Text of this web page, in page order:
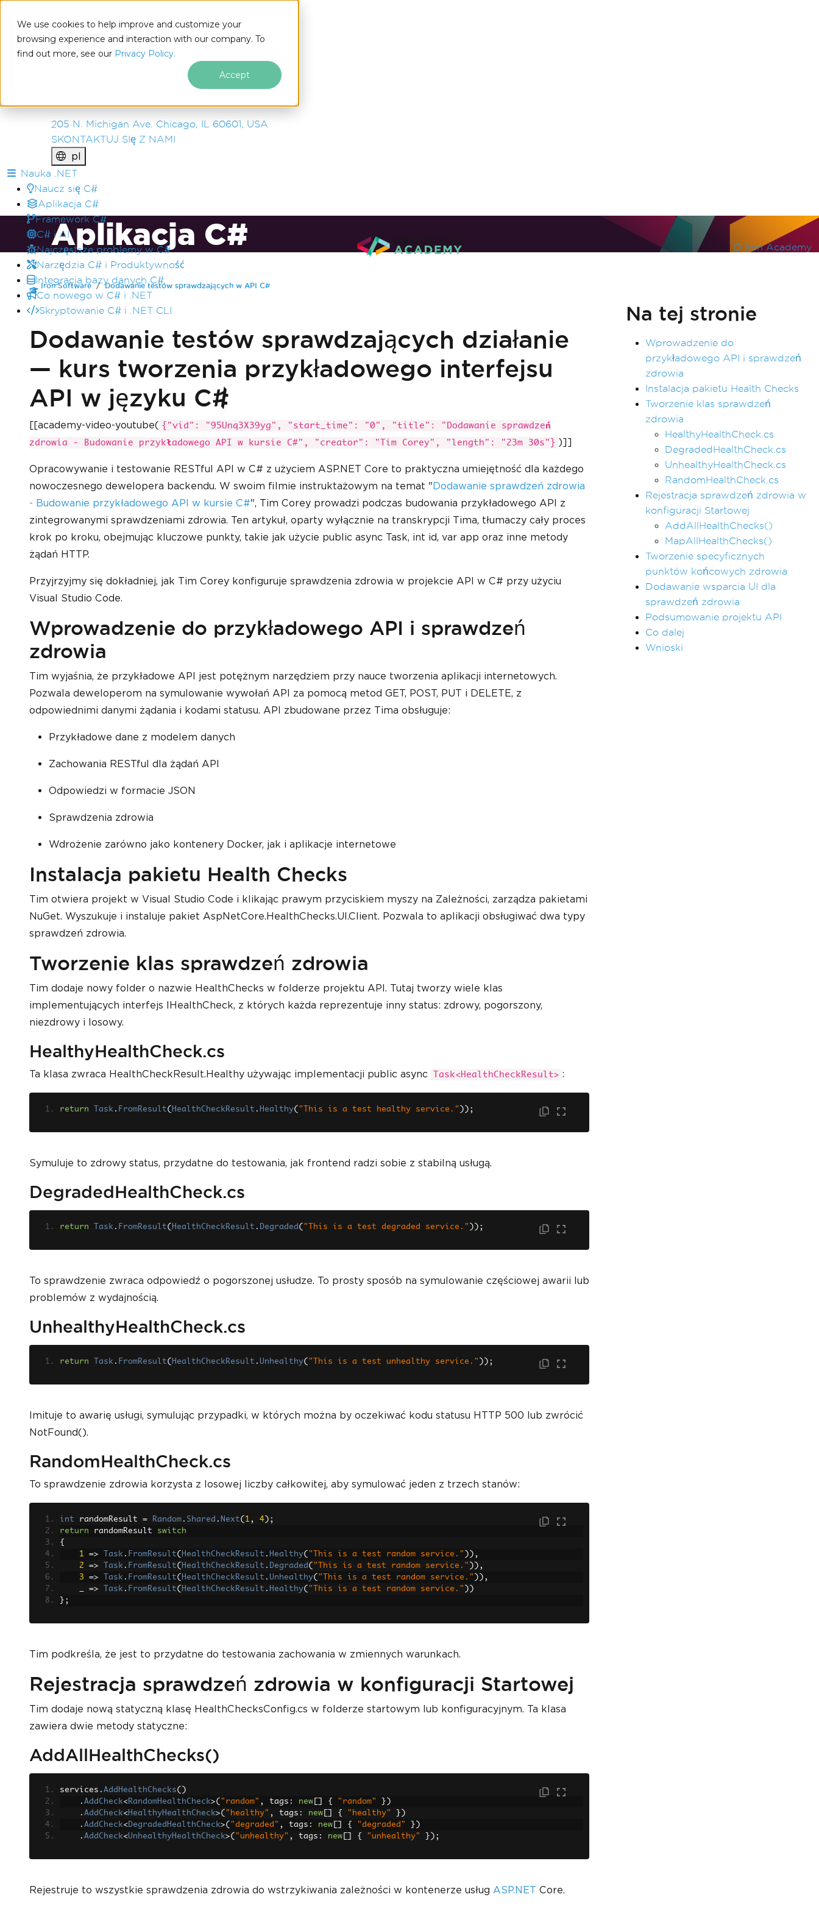
We use cookies to help improve and customize your
browsing experience and interaction with our company. To
find out more, see our Privacy Policy.
Accept
IRONSOFTWARE
PRODUKTY
ENTERPRISE
205 N. Michigan Ave. Chicago, IL 60601, USA
SKONTAKTUJ SIę Z NAMI
pl
Przejdź do treści stopki
Nauka .NET
Naucz się C#
Aplikacja C#
Framework C#
C# i AI
Najczęstsze problemy w C#
Narzędzia C# i Produktywność
Integracja bazy danych C#
Co nowego w C# i .NET
Skryptowanie C# i .NET CLI
O Iron Academy
Aplikacja C#
Iron Software Dodawanie testów sprawdzających w API C#
Dodawanie testów sprawdzających działanie
— kurs tworzenia przykładowego interfejsu
API w języku C#
[[academy-video-youtube( {"vid": "95Unq3X39yg", "start_time": "0", "title": "Dodawanie sprawdzeń
zdrowia - Budowanie przykładowego API w kursie C#", "creator": "Tim Corey", "length": "23m 30s"} )]]
Opracowywanie i testowanie RESTful API w C# z użyciem ASP.NET Core to praktyczna umiejętność dla każdego
nowoczesnego dewelopera backendu. W swoim filmie instruktażowym na temat "Dodawanie sprawdzeń zdrowia
- Budowanie przykładowego API w kursie C#", Tim Corey prowadzi podczas budowania przykładowego API z
zintegrowanymi sprawdzeniami zdrowia. Ten artykuł, oparty wyłącznie na transkrypcji Tima, tłumaczy cały proces
krok po kroku, obejmując kluczowe punkty, takie jak użycie public async Task, int id, var app oraz inne metody
żądań HTTP.
Przyjrzyjmy się dokładniej, jak Tim Corey konfiguruje sprawdzenia zdrowia w projekcie API w C# przy użyciu
Visual Studio Code.
Wprowadzenie do przykładowego API i sprawdzeń
zdrowia
Tim wyjaśnia, że przykładowe API jest potężnym narzędziem przy nauce tworzenia aplikacji internetowych.
Pozwala deweloperom na symulowanie wywołań API za pomocą metod GET, POST, PUT i DELETE, z
odpowiednimi danymi żądania i kodami statusu. API zbudowane przez Tima obsługuje:
Przykładowe dane z modelem danych
Zachowania RESTful dla żądań API
Odpowiedzi w formacie JSON
Sprawdzenia zdrowia
Wdrożenie zarówno jako kontenery Docker, jak i aplikacje internetowe
Instalacja pakietu Health Checks
Tim otwiera projekt w Visual Studio Code i klikając prawym przyciskiem myszy na Zależności, zarządza pakietami
NuGet. Wyszukuje i instaluje pakiet AspNetCore.HealthChecks.UI.Client. Pozwala to aplikacji obsługiwać dwa typy
sprawdzeń zdrowia.
Tworzenie klas sprawdzeń zdrowia
Tim dodaje nowy folder o nazwie HealthChecks w folderze projektu API. Tutaj tworzy wiele klas
implementujących interfejs IHealthCheck, z których każda reprezentuje inny status: zdrowy, pogorszony,
niezdrowy i losowy.
HealthyHealthCheck.cs
Ta klasa zwraca HealthCheckResult.Healthy używając implementacji public async Task<HealthCheckResult> :
return Task . FromResult( HealthCheckResult . Healthy( "This is a test healthy service." ));
Symuluje to zdrowy status, przydatne do testowania, jak frontend radzi sobie z stabilną usługą.
DegradedHealthCheck.cs
return Task . FromResult( HealthCheckResult . Degraded ( "This is a test degraded service." ));
To sprawdzenie zwraca odpowiedź o pogorszonej usłudze. To prosty sposób na symulowanie częściowej awarii lub
problemów z wydajnością.
UnhealthyHealthCheck.cs
return Task . FromResult( HealthCheckResult . Unhealthy( "This is a test unhealthy service." ));
Imituje to awarię usługi, symulując przypadki, w których można by oczekiwać kodu statusu HTTP 500 lub zwrócić
NotFound().
RandomHealthCheck.cs
To sprawdzenie zdrowia korzysta z losowej liczby całkowitej, aby symulować jeden z trzech stanów:
int randomResult = Random . Shared . Next( 1, 4 );
return randomResult switch
{
1
=> Task . FromResult( HealthCheckResult . Healthy( "This is a test random service." )),
2
=> Task . FromResult( HealthCheckResult . Degraded ( "This is a test random service." )),
3
=> Task . FromResult( HealthCheckResult . Unhealthy( "This is a test random service." )),
=> Task . FromResult( HealthCheckResult . Healthy( "This is a test random service." ))
};
Tim podkreśla, że jest to przydatne do testowania zachowania w zmiennych warunkach.
Rejestracja sprawdzeń zdrowia w konfiguracji Startowej
Tim dodaje nową statyczną klasę HealthChecksConfig.cs w folderze startowym lub konfiguracyjnym. Ta klasa
zawiera dwie metody statyczne:
AddAllHealthChecks()
services . AddHealthChecks()
. AddCheck<RandomHealthCheck>( "random" , tags : new { "random"
})
. AddCheck<HealthyHealthCheck>( "healthy" , tags : new { "healthy"
})
. AddCheck<DegradedHealthCheck>( "degraded" , tags : new { "degraded"
})
. AddCheck<UnhealthyHealthCheck>( "unhealthy" , tags : new { "unhealthy" });
Rejestruje to wszystkie sprawdzenia zdrowia do wstrzykiwania zależności w kontenerze usług ASP.NET Core.
Na tej stronie
Wprowadzenie do
przykładowego API i sprawdzeń
zdrowia
Instalacja pakietu Health Checks
Tworzenie klas sprawdzeń
zdrowia
HealthyHealthCheck.cs
DegradedHealthCheck.cs
UnhealthyHealthCheck.cs
RandomHealthCheck.cs
Rejestracja sprawdzeń zdrowia w
konfiguracji Startowej
AddAllHealthChecks()
MapAllHealthChecks()
Tworzenie specyficznych
punktów końcowych zdrowia
Dodawanie wsparcia UI dla
sprawdzeń zdrowia
Podsumowanie projektu API
Co dalej
Wnioski